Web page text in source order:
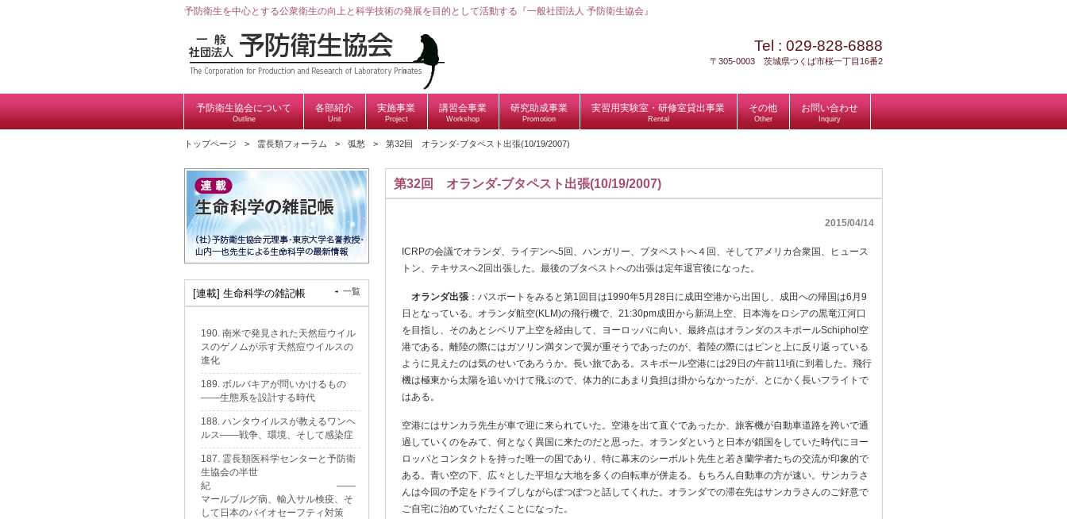
予防衛生を中心とする公衆衛生の向上と科学技術の発展を目的として活動する『一般社団法人 予防衛生協会』
Tel : 029-828-6888
〒305-0003 茨城県つくば市桜一丁目16番2
予防衛生協会について
Outline
各部紹介
Unit
実施事業
Project
講習会事業
Workshop
研究助成事業
Promotion
実習用実験室・研修室貸出事業
Rental
その他
Other
お問い合わせ
Inquiry
トップページ 霊長類フォーラム 弧愁 第32回 オランダ-ブタペスト出張(10/19/2007)
第32回 オランダ-ブタペスト出張(10/19/2007)
2015/04/14
ICRPの会議でオランダ、ライデンへ5回、ハンガリー、ブタペストへ４回、そしてアメリカ合衆国、ヒュース
トン、テキサスへ2回出張した。最後のブタペストへの出張は定年退官後になった。
オランダ出張 ：パスポートをみると第1回目は1990年5月28日に成田空港から出国し、成田への帰国は6月9
日となっている。オランダ航空(KLM)の飛行機で、21:30pm成田から新潟上空、日本海をロシアの黒竜江河口
を目指し、そのあとシベリア上空を経由して、ヨーロッパに向い、最終点はオランダのスキポールSchiphol空
港である。離陸の際にはガソリン満タンで翼が重そうであったのが、着陸の際にはピンと上に反り返っている
ように見えたのは気のせいであろうか。長い旅である。スキポール空港には29日の午前11頃に到着した。飛行
機は極東から太陽を追いかけて飛ぶので、体力的にあまり負担は掛からなかったが、とにかく長いフライトで
はある。
空港にはサンカラ先生が車で迎に来られていた。空港を出て直ぐであったか、旅客機が自動車道路を跨いで通
過していくのをみて、何となく異国に来たのだと思った。オランダというと日本が鎖国をしていた時代にヨー
ロッパとコンタクトを持った唯一の国であり、特に幕末のシーボルト先生と若き蘭学者たちの交流が印象的で
ある。青い空の下、広々とした平坦な大地を多くの自転車が併走る。もちろん自動車の方が速い。サンカラさ
んは今回の予定をドライブしながらぽつぽつと話してくれた。オランダでの滞在先はサンカラさんのご好意で
ご自宅に泊めていただくことになった。
[連載] 生命科学の雑記帳 一覧
190. 南米で発見された天然痘ウイル
スのゲノムが示す天然痘ウイルスの
進化
189. ボルバキアが問いかけるもの
——生態系を設計する時代
188. ハンタウイルスが教えるワンヘ
ルス——戦争、環境、そして感染症
187. 霊長類医科学センターと予防衛
生協会の半世
紀 ——
マールブルグ病、輸入サル検疫、そ
して日本のバイオセーフティ対策